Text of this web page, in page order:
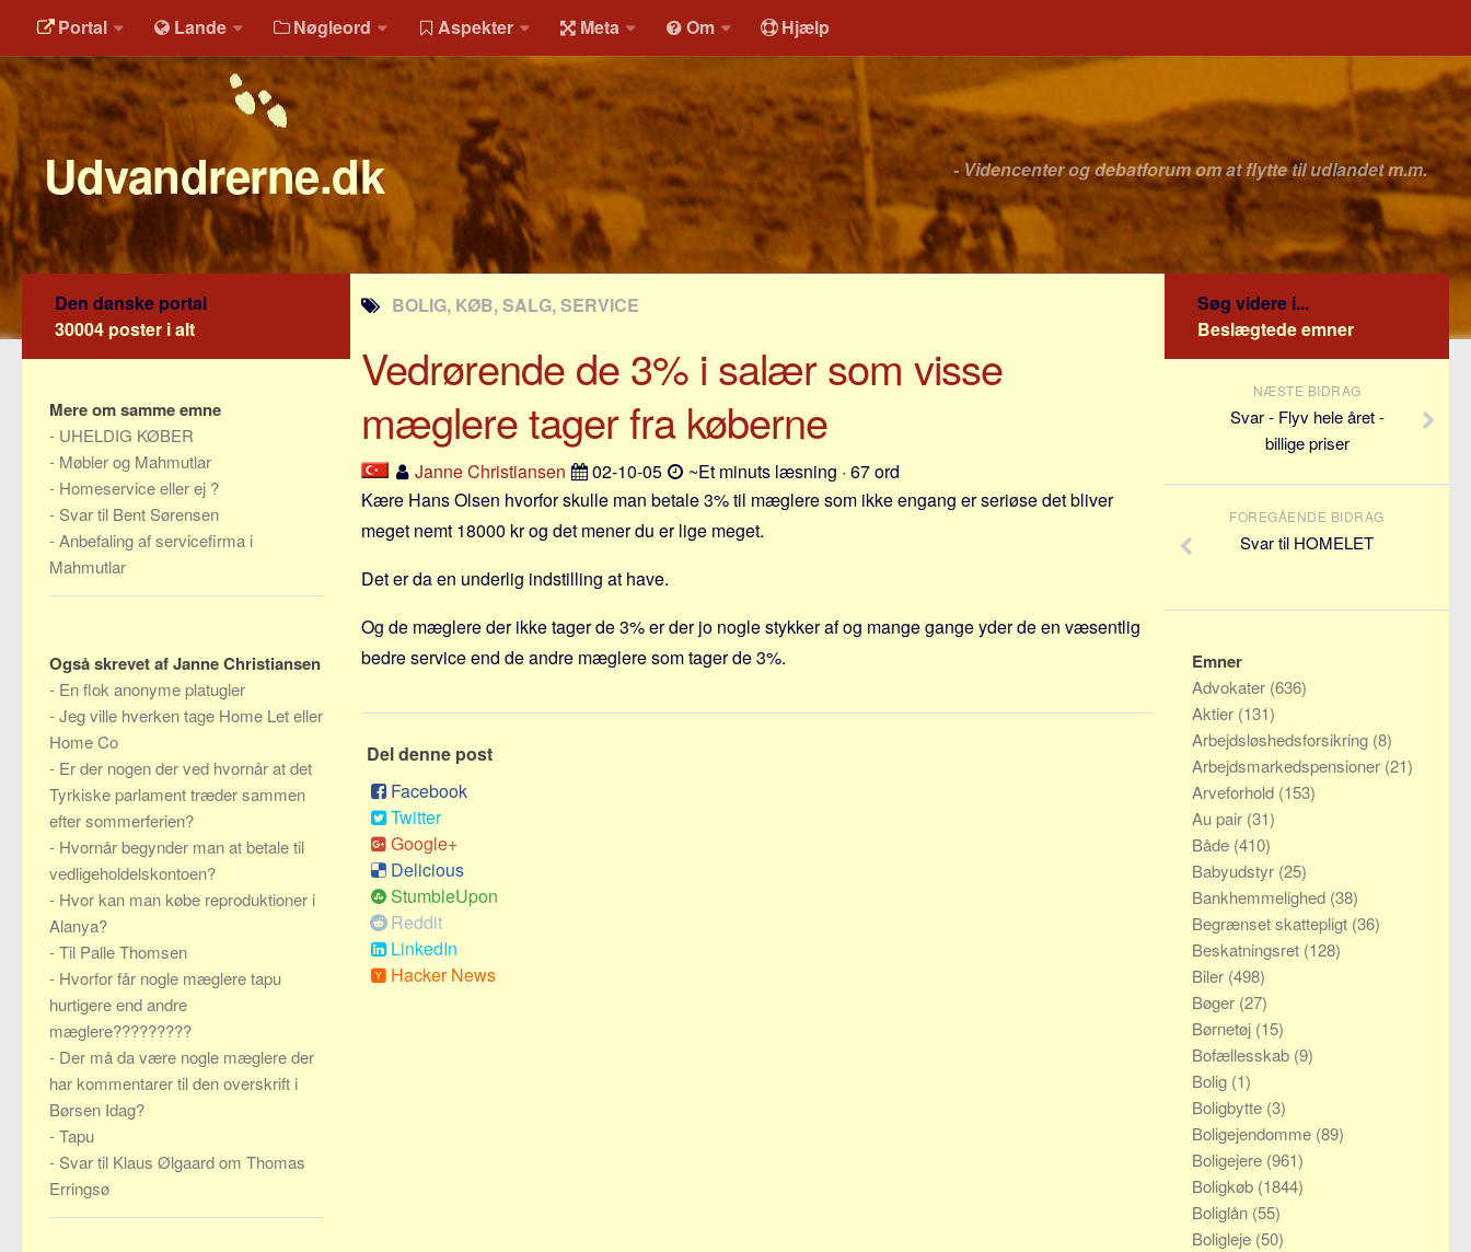
Portal Lande Nøgleord Aspekter Meta Om Hjælp
Udvandrerne.dk - Videncenter og debatforum om at flytte til udlandet m.m.
BOLIG, KØB, SALG, SERVICE
Vedrørende de 3% i salær som visse
mæglere tager fra køberne
Janne Christiansen 02-10-05
~Et minuts læsning · 67 ord
Kære Hans Olsen hvorfor skulle man betale 3% til mæglere som ikke engang er seriøse det bliver
meget nemt 18000 kr og det mener du er lige meget.
Det er da en underlig indstilling at have.
Og de mæglere der ikke tager de 3% er der jo nogle stykker af og mange gange yder de en væsentlig
bedre service end de andre mæglere som tager de 3%.
Del denne post
Facebook
Twitter
Google+
Delicious
StumbleUpon
Reddit
LinkedIn
Hacker News
Den danske portal
30004 poster i alt
Mere om samme emne
- UHELDIG KØBER
- Møbler og Mahmutlar
- Homeservice eller ej ?
- Svar til Bent Sørensen
-Anbefaling af servicefirma i
Mahmutlar
Også skrevet af Janne Christiansen
- En flok anonyme platugler
-Jeg ville hverken tage Home Let eller
Home Co
- Er der nogen der ved hvornår at det
Tyrkiske parlament træder sammen
efter sommerferien?
- Hvornår begynder man at betale til
vedligeholdelskontoen?
- Hvor kan man købe reproduktioner i
Alanya?
-Til Palle Thomsen
- Hvorfor får nogle mæglere tapu
hurtigere end andre
mæglere?????????
- Der må da være nogle mæglere der
har kommentarer til den overskrift i
Børsen Idag?
-Tapu
- Svar til Klaus Ølgaard om Thomas
Erringsø
Søg videre i...
Beslægtede emner
NÆSTE BIDRAG
Svar - Flyv hele året -
billige priser
FOREGÅENDE BIDRAG
Svar til HOMELET
Emner
Advokater (636)
Aktier (131)
Arbejdsløshedsforsikring (8)
Arbejdsmarkedspensioner (21)
Arveforhold (153)
Au pair (31)
Både (410)
Babyudstyr (25)
Bankhemmelighed (38)
Begrænset skattepligt (36)
Beskatningsret (128)
Biler (498)
Bøger (27)
Børnetøj (15)
Bofællesskab (9)
Bolig (1)
Boligbytte (3)
Boligejendomme (89)
Boligejere (961)
Boligkøb (1844)
Boliglån (55)
Boligleje (50)